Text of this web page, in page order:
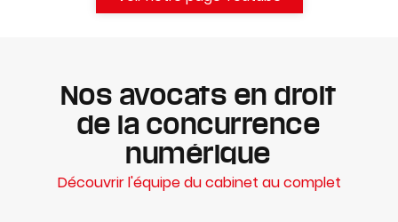
Nos avocats en droit
de la concurrence
numérique
Découvrir l'équipe du cabinet au complet